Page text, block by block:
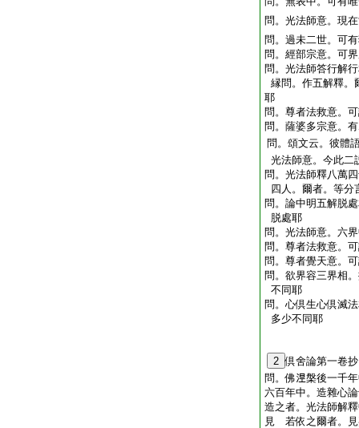
問。光法師意。現
問。過未二世。可
問。經部宗意。可
問。光法師答行解
縁問。作五解釋。
耶
問。尊者法救意。
問。薩婆多宗意。
問。頌文云。彼體
光法師意。今此二
問。光法師釋八萬
四人。爾者。等分
問。論中明五解脱
脱處耶
問。光法師意。六
問。尊者法救意。
問。尊者覺天意。
問。欲界容三界相
不同耶
問。心倶生心倶滅
多少不同耶
2 倶舍論第一卷抄
問。佛𣵀槃後一千
六百年中。造雜心
造之者。光法師解
見 若依之爾者。